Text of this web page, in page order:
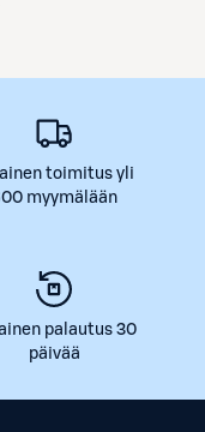
toimitus yli
myymälään
palautus 30
päivää